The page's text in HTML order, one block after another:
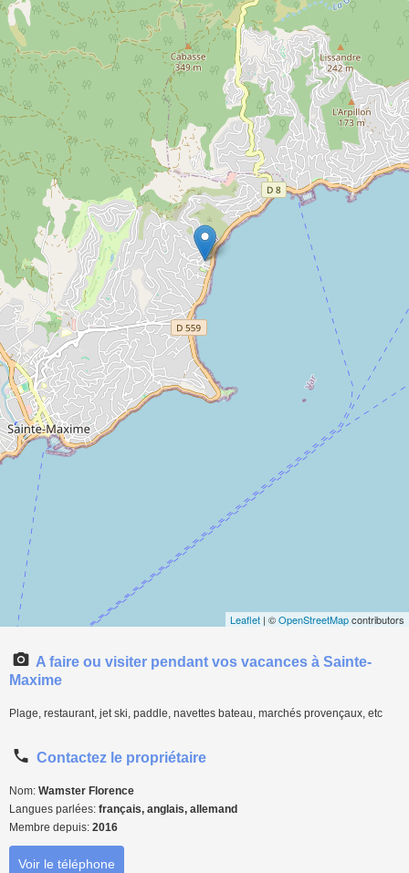
Leaflet | ©OpenStreetMapcontributors
A faire ou visiter pendant vos vacances à Sainte-
Maxime
Plage, restaurant, jet ski, paddle, navettes bateau, marchés provençaux, etc
Contactez le propriétaire
Nom: Wamster Florence
Langues parlées: français, anglais, allemand
Membre depuis: 2016
Voir le téléphone